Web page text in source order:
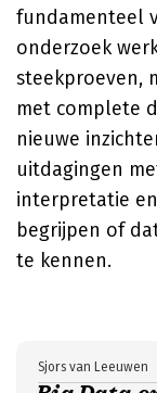
fundamenteel
onderzoek
steekproeven,
met complete
nieuwe
uitdagingen
interpretatie
begrijpen of
te kennen.
Sjors van Leeuwen